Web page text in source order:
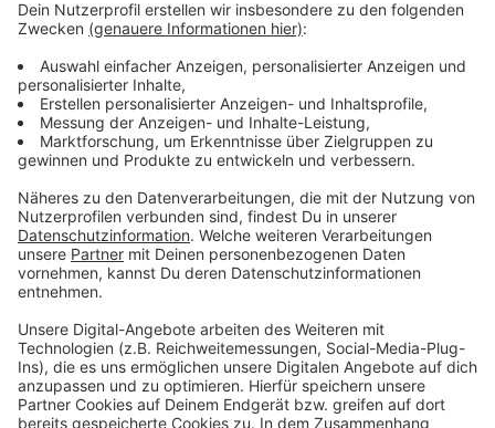
Wir benötigen Ihre
Zustimmung, um den YouTube
Video-Service zu laden!
Wir verwenden einen Service eines
Drittanbieters, um Videoinhalte
einzubetten. Dieser Service kann
Daten zu Ihren Aktivitäten
sammeln. Bitte lesen Sie die
Nutzung des Service zu, um dieses
Video anzusehen.
Mehr Informationen
Joel Corry & MNEK - Head & Heart (Official Video)